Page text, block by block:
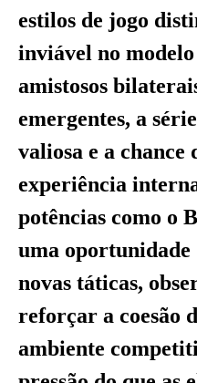
estilos de jogo
inviável no
amistosos
emergentes, a
valiosa e a chance
experiência
potências como o
uma
novas táticas,
reforçar a coesão
ambiente